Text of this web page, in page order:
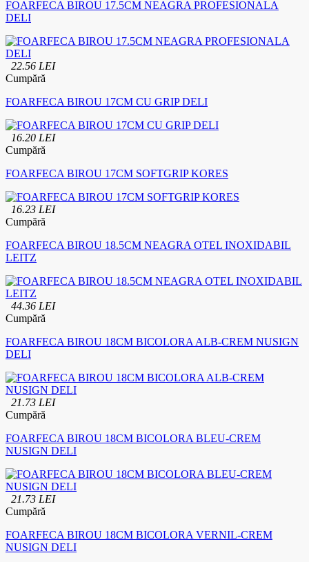
FOARFECA BIROU 17.5CM NEAGRA PROFESIONALA
DELI
22.56 LEI
Cumpără
FOARFECA BIROU 17CM CU GRIP DELI
16.20 LEI
Cumpără
FOARFECA BIROU 17CM SOFTGRIP KORES
16.23 LEI
Cumpără
FOARFECA BIROU 18.5CM NEAGRA OTEL INOXIDABIL
LEITZ
44.36 LEI
Cumpără
FOARFECA BIROU 18CM BICOLORA ALB-CREM NUSIGN
DELI
21.73 LEI
Cumpără
FOARFECA BIROU 18CM BICOLORA BLEU-CREM
NUSIGN DELI
21.73 LEI
Cumpără
FOARFECA BIROU 18CM BICOLORA VERNIL-CREM
NUSIGN DELI